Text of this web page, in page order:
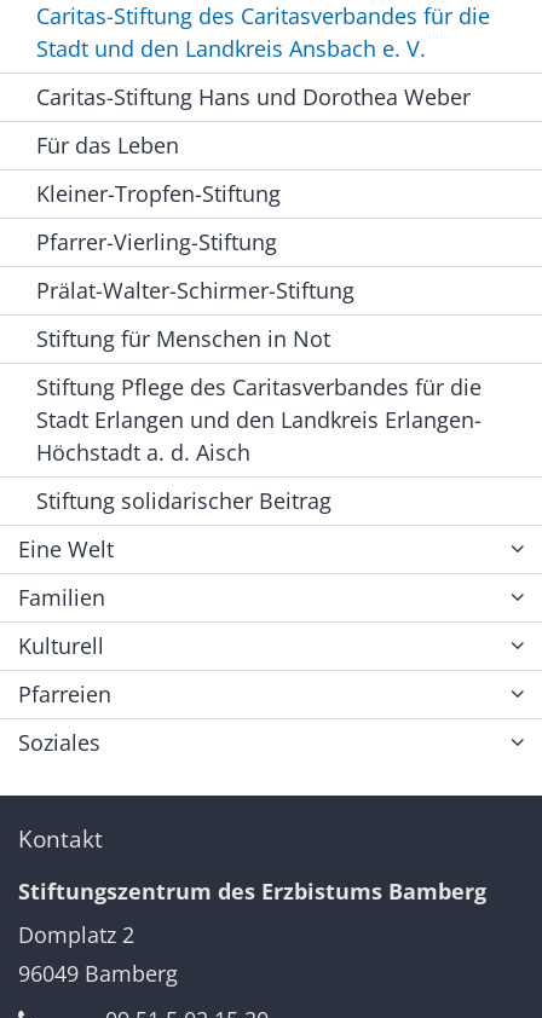
Caritas-Stiftung des Caritasverbandes für die
Stadt und den Landkreis Ansbach e. V.
Caritas-Stiftung Hans und Dorothea Weber
Für das Leben
Kleiner-Tropfen-Stiftung
Pfarrer-Vierling-Stiftung
Prälat-Walter-Schirmer-Stiftung
Stiftung für Menschen in Not
Stiftung Pflege des Caritasverbandes für die
Stadt Erlangen und den Landkreis Erlangen-
Höchstadt a. d. Aisch
Stiftung solidarischer Beitrag
Eine Welt
Familien
Kulturell
Pfarreien
Soziales
Kontakt
Stiftungszentrum des Erzbistums Bamberg
Domplatz 2
96049 Bamberg